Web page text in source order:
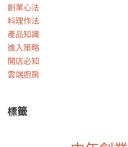
創業心法
料理作法
產品知識
進入策略
開店必知
雲端廚房
標籤